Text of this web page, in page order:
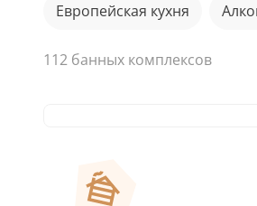
Европейская кухня
112 банныx комплексов
Алкоголь